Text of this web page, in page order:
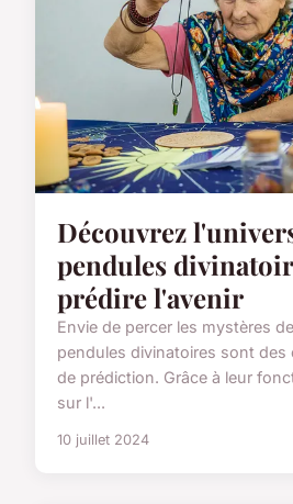
Découvrez
pendules
prédire l'avenir
Envie de percer les mystères
pendules divinatoires sont des
de prédiction. Grâce à leur
sur l'...
10 juillet 2024